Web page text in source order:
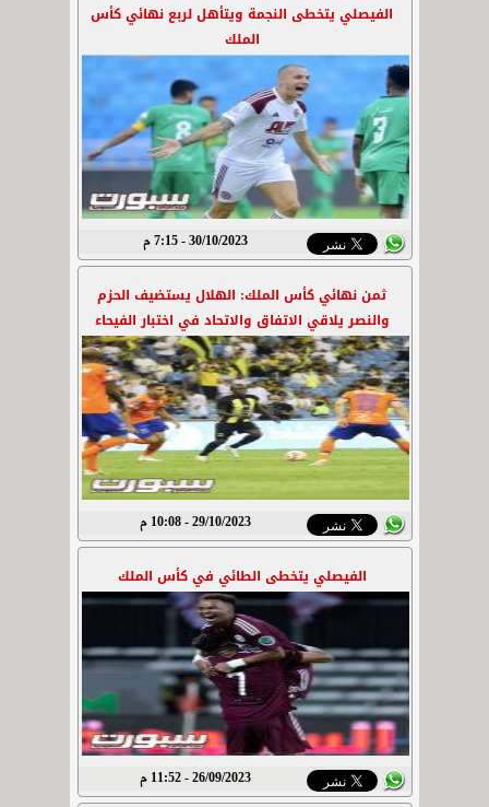
الفيصلي يتخطى النجمة ويتأهل لربع نهائي كأس
الملك
30/10/2023 - 7:15 م
ثمن نهائي كأس الملك: الهلال يستضيف الحزم
والنصر يلاقي الاتفاق والاتحاد في اختبار الفيحاء
29/10/2023 - 10:08 م
الفيصلي يتخطى الطائي في كأس الملك
26/09/2023 - 11:52 م